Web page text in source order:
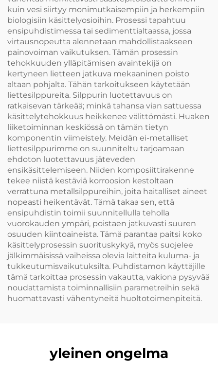
kuin vesi siirtyy monimutkaisempiin ja herkempiin
biologisiin käsittelyosioihin. Prosessi tapahtuu
ensipuhdistimessa tai sedimenttialtaassa, jossa
virtausnopeutta alennetaan mahdollistaakseen
painovoiman vaikutuksen. Tämän prosessin
tehokkuuden ylläpitämisen avaintekijä on
kertyneen lietteen jatkuva mekaaninen poisto
altaan pohjalta. Tähän tarkoitukseen käytetään
liettesilppureita. Silppurin luotettavuus on
ratkaisevan tärkeää; minkä tahansa vian sattuessa
käsittelytehokkuus heikkenee välittömästi. Huaken
liiketoiminnan keskiössä on tämän tietyn
komponentin viimeistely. Meidän ei-metalliset
liettesilppurimme on suunniteltu tarjoamaan
ehdoton luotettavuus jäteveden
ensikäsittelemiseen. Niiden komposiittirakenne
tekee niistä kestäviä korroosion kestoltaan
verrattuna metallsilppureihin, joita haitalliset aineet
nopeasti heikentävät. Tämä takaa sen, että
ensipuhdistin toimii suunnitellulla teholla
vuorokauden ympäri, poistaen jatkuvasti suuren
osuuden kiintoaineista. Tämä parantaa paitsi koko
käsittelyprosessin suorituskykyä, myös suojelee
jälkimmäisissä vaiheissa olevia laitteita kuluma- ja
tukkeutumisvaikutuksilta. Puhdistamon käyttäjille
tämä tarkoittaa prosessin vakautta, vakiona pysyvää
noudattamista toiminnallisiin parametreihin sekä
huomattavasti vähentyneitä huoltotoimenpiteitä.
yleinen ongelma